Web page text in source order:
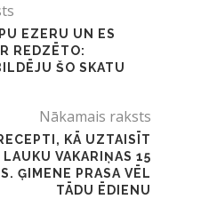
EZERU UN ES
REDZĒTO:
ŠO SKATU
Nākamais raksts
KĀ UZTAISĪT
LAUKU VAKARIŅAS 15
ĢIMENE PRASA VĒL
TĀDU ĒDIENU